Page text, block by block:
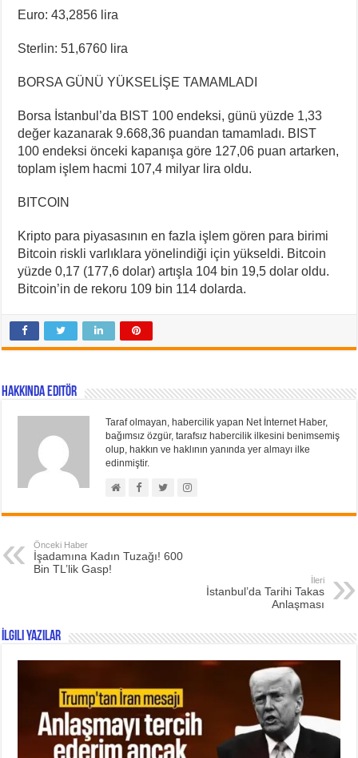
Euro: 43,2856 lira
Sterlin: 51,6760 lira
BORSA GÜNÜ YÜKSELİŞE TAMAMLADI
Borsa İstanbul’da BIST 100 endeksi, günü yüzde 1,33
değer kazanarak 9.668,36 puandan tamamladı. BIST
100 endeksi önceki kapanışa göre 127,06 puan artarken,
toplam işlem hacmi 107,4 milyar lira oldu.
BITCOIN
Kripto para piyasasının en fazla işlem gören para birimi
Bitcoin riskli varlıklara yönelindiği için yükseldi. Bitcoin
yüzde 0,17 (177,6 dolar) artışla 104 bin 19,5 dolar oldu.
Bitcoin’in de rekoru 109 bin 114 dolarda.
Hakkında Editör
Taraf olmayan, habercilik yapan Net İnternet Haber,
bağımsız özgür, tarafsız habercilik ilkesini benimsemiş
olup, hakkın ve haklının yanında yer almayı ilke
edinmiştir.
Önceki Haber
İşadamına Kadın Tuzağı! 600
Bin TL’lik Gasp!
İleri
İstanbul’da Tarihi Takas
Anlaşması
İlgili Yazılar